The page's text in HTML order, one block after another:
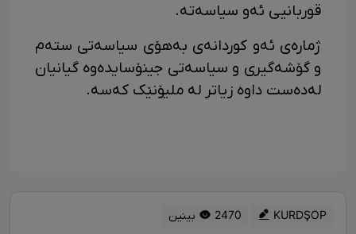
قوربانیی ئەو سیاسەتە.
ژمارەی ئەو کوردانەی بەهۆی سیاسەتی ستەم
و گۆشەگیری و سیاسەتی جینۆسایدەوە گیانیان
لەدەست داوە زیاتر لە ملیۆنێک کەسە.
KURDŞOP 2470 بینین